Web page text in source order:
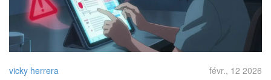
vicky herrera févr., 12 2026